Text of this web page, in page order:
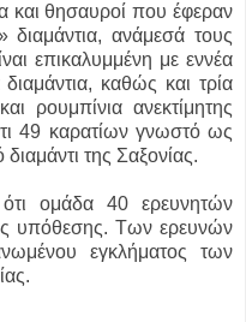
και θησαυροί που έφεραν
διαμάντια, ανάμεσά τους
επικαλυμμένη με εννέα
καθώς και τρία
ρουμπίνια ανεκτίμητης
49 καρατίων γνωστό ως
της Σαξονίας.
ομάδα 40 ερευνητών
υπόθεσης. Των ερευνών
εγκλήματος των